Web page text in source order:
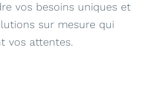
vos besoins uniques et
sur mesure qui
vos attentes.